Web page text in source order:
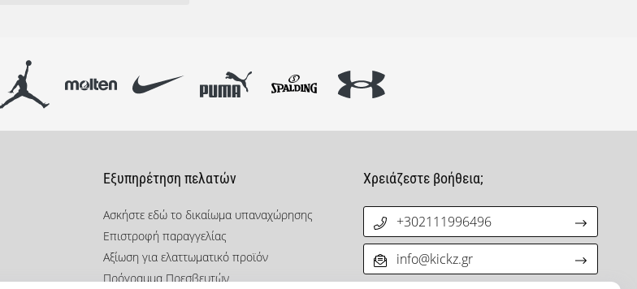
Εξυπηρέτηση πελατών
Ασκήστε εδώ το δικαίωμα υπαναχώρησης
Επιστροφή παραγγελίας
Αξίωση για ελαττωματικό προϊόν
Πρόγραμμα Πρεσβευτών
Χρειάζεστε βοήθεια;
+302111996496
info@kickz.gr